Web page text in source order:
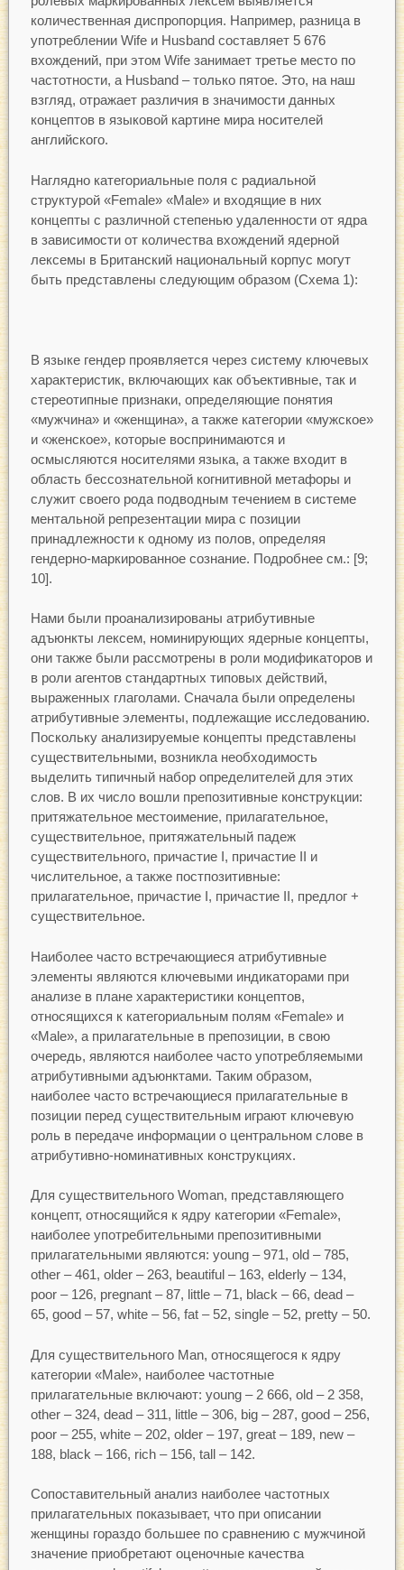
количественная диспропорция. Например, разница в
употреблении Wife и Husband составляет 5 676
вхождений, при этом Wife занимает третье место по
частотности, а Husband – только пятое. Это, на наш
взгляд, отражает различия в значимости данных
концептов в языковой картине мира носителей
английского.
Наглядно категориальные поля с радиальной
структурой «Female» «Male» и входящие в них
концепты с различной степенью удаленности от ядра
в зависимости от количества вхождений ядерной
лексемы в Британский национальный корпус могут
быть представлены следующим образом (Схема 1):
В языке гендер проявляется через систему ключевых
характеристик, включающих как объективные, так и
стереотипные признаки, определяющие понятия
«мужчина» и «женщина», а также категории «мужское»
и «женское», которые воспринимаются и
осмысляются носителями языка, а также входит в
область бессознательной когнитивной метафоры и
служит своего рода подводным течением в системе
ментальной репрезентации мира с позиции
принадлежности к одному из полов, определяя
гендерно-маркированное сознание. Подробнее см.: [9;
10].
Нами были проанализированы атрибутивные
адъюнкты лексем, номинирующих ядерные концепты,
они также были рассмотрены в роли модификаторов и
в роли агентов стандартных типовых действий,
выраженных глаголами. Сначала были определены
атрибутивные элементы, подлежащие исследованию.
Поскольку анализируемые концепты представлены
существительными, возникла необходимость
выделить типичный набор определителей для этих
слов. В их число вошли препозитивные конструкции:
притяжательное местоимение, прилагательное,
существительное, притяжательный падеж
существительного, причастие I, причастие II и
числительное, а также постпозитивные:
прилагательное, причастие I, причастие II, предлог +
существительное.
Наиболее часто встречающиеся атрибутивные
элементы являются ключевыми индикаторами при
анализе в плане характеристики концептов,
относящихся к категориальным полям «Female» и
«Male», а прилагательные в препозиции, в свою
очередь, являются наиболее часто употребляемыми
атрибутивными адъюнктами. Таким образом,
наиболее часто встречающиеся прилагательные в
позиции перед существительным играют ключевую
роль в передаче информации о центральном слове в
атрибутивно-номинативных конструкциях.
Для существительного Woman, представляющего
концепт, относящийся к ядру категории «Female»,
наиболее употребительными препозитивными
прилагательными являются: young – 971, old – 785,
other – 461, older – 263, beautiful – 163, elderly – 134,
poor – 126, pregnant – 87, little – 71, black – 66, dead –
65, good – 57, white – 56, fat – 52, single – 52, pretty – 50.
Для существительного Man, относящегося к ядру
категории «Male», наиболее частотные
прилагательные включают: young – 2 666, old – 2 358,
other – 324, dead – 311, little – 306, big – 287, good – 256,
poor – 255, white – 202, older – 197, great – 189, new –
188, black – 166, rich – 156, tall – 142.
Сопоставительный анализ наиболее частотных
прилагательных показывает, что при описании
женщины гораздо большее по сравнению с мужчиной
значение приобретают оценочные качества